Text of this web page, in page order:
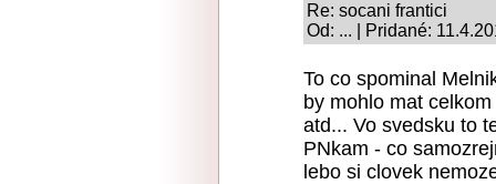
Re: socani frantici
Od: ... | Pridané:
To co spominal
by mohlo mat
atd... Vo svedsku to
PNkam - co
lebo si clovek